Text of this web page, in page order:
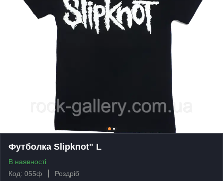
Футболка Slipknot" L
В наявності
Код: 055ф
Роздріб